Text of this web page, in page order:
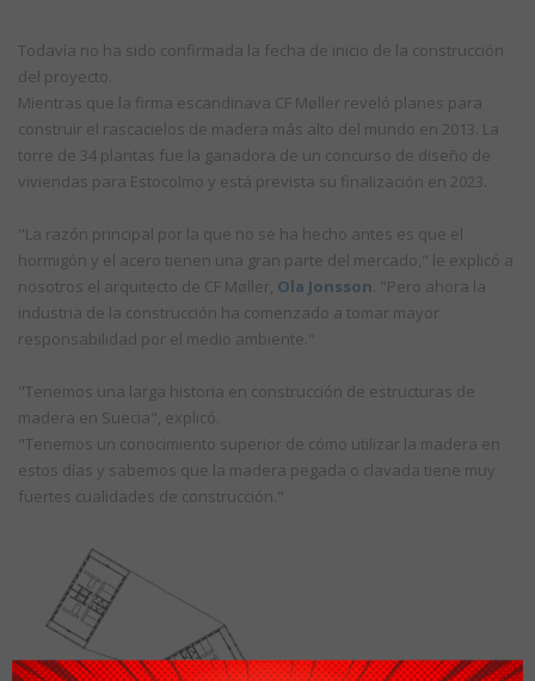
Todavía no ha sido confirmada la fecha de inicio de la construcción
del proyecto.
Mientras que la firma escandinava CF Møller reveló planes para
construir el rascacielos de madera más alto del mundo en 2013. La
torre de 34 plantas fue la ganadora de un concurso de diseño de
viviendas para Estocolmo y está prevista su finalización en 2023.
"La razón principal por la que no se ha hecho antes es que el
hormigón y el acero tienen una gran parte del mercado," le explicó a
nosotros el arquitecto de CF Møller, Ola Jonsson . "Pero ahora la
industria de la construcción ha comenzado a tomar mayor
responsabilidad por el medio ambiente."
"Tenemos una larga historia en construcción de estructuras de
madera en Suecia", explicó.
"Tenemos un conocimiento superior de cómo utilizar la madera en
estos días y sabemos que la madera pegada o clavada tiene muy
fuertes cualidades de construcción."